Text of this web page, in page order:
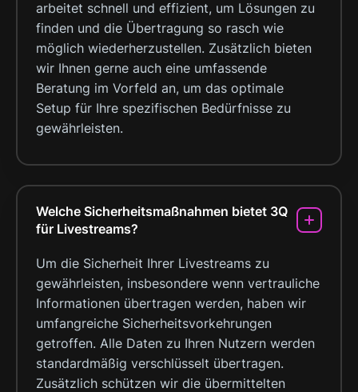
arbeitet schnell und effizient, um Lösungen zu
finden und die Übertragung so rasch wie
möglich wiederherzustellen. Zusätzlich bieten
wir Ihnen gerne auch eine umfassende
Beratung im Vorfeld an, um das optimale
Setup für Ihre spezifischen Bedürfnisse zu
gewährleisten.
Welche Sicherheitsmaßnahmen bietet 3Q
für Livestreams?
Um die Sicherheit Ihrer Livestreams zu
gewährleisten, insbesondere wenn vertrauliche
Informationen übertragen werden, haben wir
umfangreiche Sicherheitsvorkehrungen
getroffen. Alle Daten zu Ihren Nutzern werden
standardmäßig verschlüsselt übertragen.
Zusätzlich schützen wir die übermittelten